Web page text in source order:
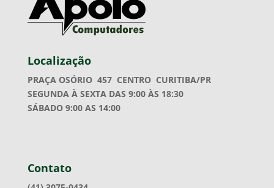
Localização
PRAÇA OSÓRIO 457 CENTRO CURITIBA/PR
SEGUNDA À SEXTA DAS 9:00 ÀS 18:30
SÁBADO 9:00 AS 14:00
Contato